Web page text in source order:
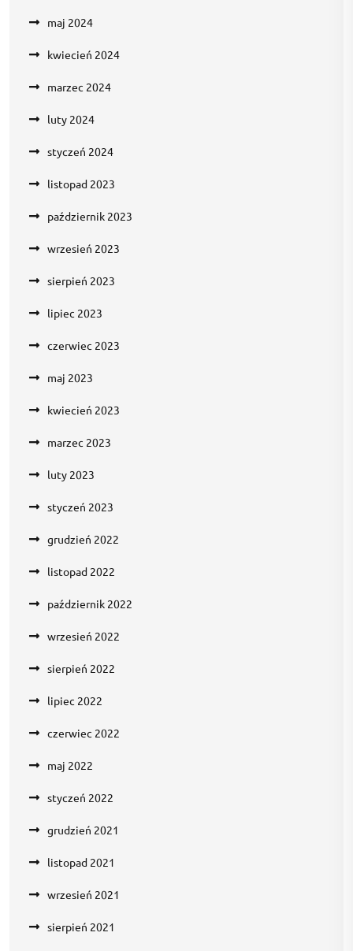
maj 2024
kwiecień 2024
marzec 2024
luty 2024
styczeń 2024
listopad 2023
październik 2023
wrzesień 2023
sierpień 2023
lipiec 2023
czerwiec 2023
maj 2023
kwiecień 2023
marzec 2023
luty 2023
styczeń 2023
grudzień 2022
listopad 2022
październik 2022
wrzesień 2022
sierpień 2022
lipiec 2022
czerwiec 2022
maj 2022
styczeń 2022
grudzień 2021
listopad 2021
wrzesień 2021
sierpień 2021